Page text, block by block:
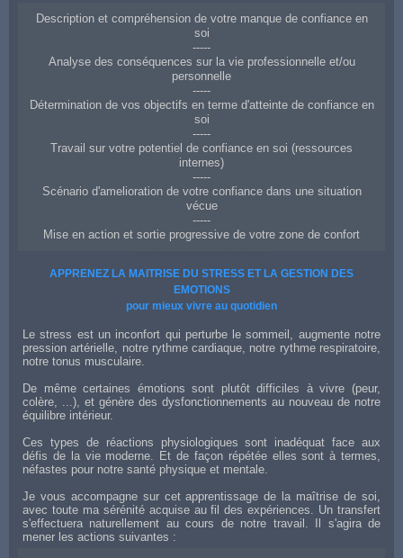
Description et compréhension de votre manque de confiance en
soi
-----
Analyse des conséquences sur la vie professionnelle et/ou
personnelle
-----
Détermination de vos objectifs en terme d'atteinte de confiance en
soi
-----
Travail sur votre potentiel de confiance en soi (ressources
internes)
-----
Scénario d'amelioration de votre confiance dans une situation
vécue
-----
Mise en action et sortie progressive de votre zone de confort
APPRENEZ LA MAITRISE DU STRESS ET LA GESTION DES
EMOTIONS
pour mieux vivre au quotidien
Le stress est un inconfort qui perturbe le sommeil, augmente notre
pression artérielle, notre rythme cardiaque, notre rythme respiratoire,
notre tonus musculaire.
De même certaines émotions sont plutôt difficiles à vivre (peur,
colère, ...), et génère des dysfonctionnements au nouveau de notre
équilibre intérieur.
Ces types de réactions physiologiques sont inadéquat face aux
défis de la vie moderne. Et de façon répétée elles sont à termes,
néfastes pour notre santé physique et mentale.
Je vous accompagne sur cet apprentissage de la maîtrise de soi,
avec toute ma sérénité acquise au fil des expériences. Un transfert
s'effectuera naturellement au cours de notre travail. Il s'agira de
mener les actions suivantes :